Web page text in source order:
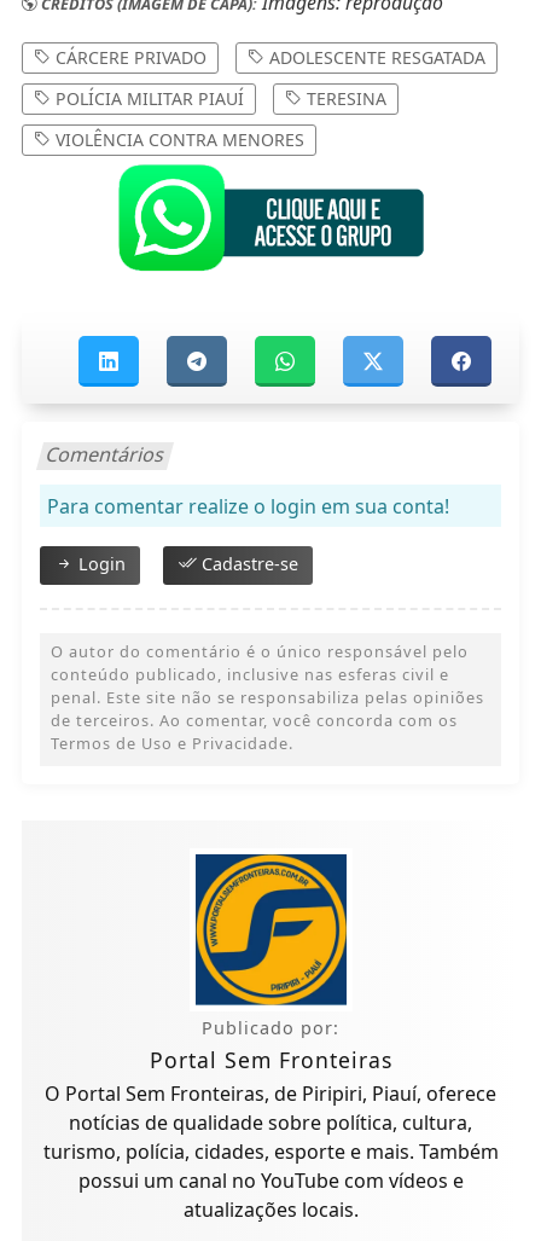
CÁRCERE PRIVADO
ADOLESCENTE RESGATADA
POLÍCIA MILITAR PIAUÍ
TERESINA
VIOLÊNCIA CONTRA MENORES
Comentários
Para comentar realize o login em sua conta!
Login Cadastre-se
O autor do comentário é o único responsável pelo
conteúdo publicado, inclusive nas esferas civil e
penal. Este site não se responsabiliza pelas opiniões
de terceiros. Ao comentar, você concorda com os
Termos de Uso e Privacidade.
Publicado por:
Portal Sem Fronteiras
O Portal Sem Fronteiras, de Piripiri, Piauí, oferece
notícias de qualidade sobre política, cultura,
turismo, polícia, cidades, esporte e mais. Também
possui um canal no YouTube com vídeos e
atualizações locais.